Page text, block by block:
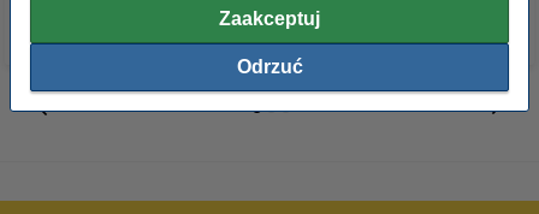
Zaakceptuj
Odrzuć